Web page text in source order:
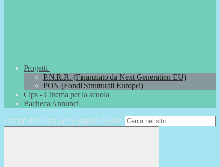
Progetti
P.N.R.R. (Finanziato da Next Generation EU)
PON (Fondi Strutturali Europei)
Cips - Cinema per la scuola
Bacheca Annunci
Campo di ricerca per le pagine del sito